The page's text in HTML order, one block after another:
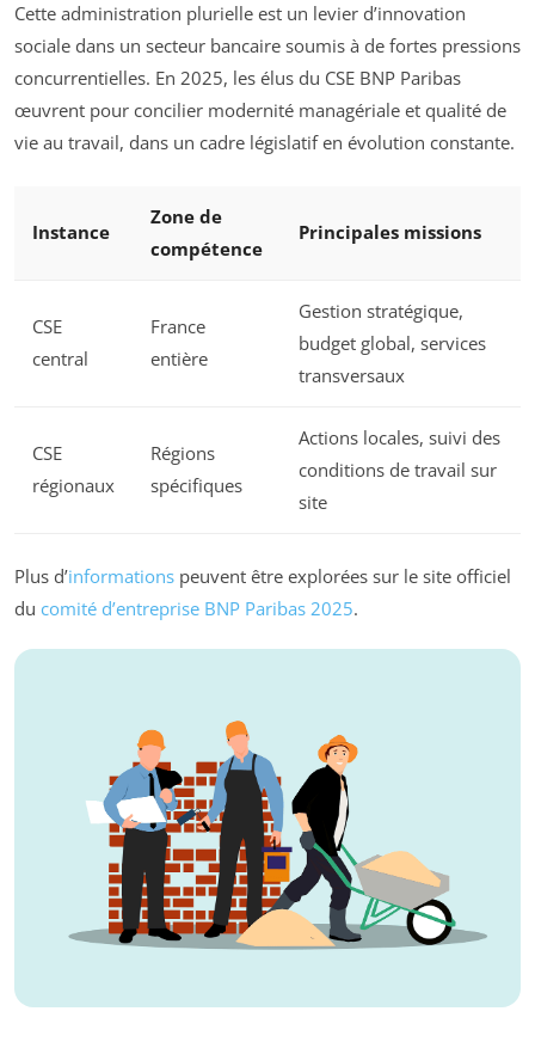
Cette administration plurielle est un levier d’innovation
sociale dans un secteur bancaire soumis à de fortes pressions
concurrentielles. En 2025, les élus du CSE BNP Paribas
œuvrent pour concilier modernité managériale et qualité de
vie au travail, dans un cadre législatif en évolution constante.
Instance
Zone de
compétence
Principales missions
CSE
central
France
entière
Gestion stratégique,
budget global, services
transversaux
CSE
régionaux
Régions
spécifiques
Actions locales, suivi des
conditions de travail sur
site
Plus d’informations peuvent être explorées sur le site officiel
du comité d’entreprise BNP Paribas 2025.